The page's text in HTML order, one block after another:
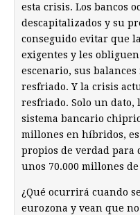
esta crisis. Los bancos
descapitalizados y su
conseguido evitar que
exigentes y les
escenario, sus
resfriado. Y la crisis
resfriado. Solo un
sistema bancario
millones en híbridos,
propios de verdad para
unos 70.000 millones
¿Qué ocurrirá cuando
eurozona y vean que